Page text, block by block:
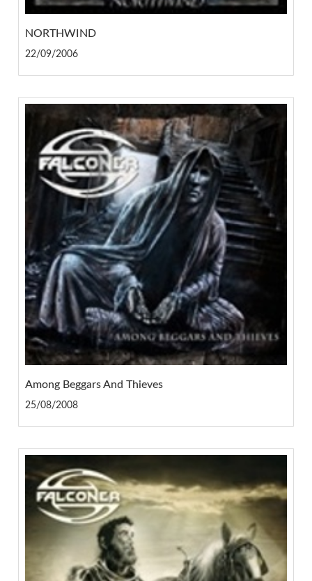
NORTHWIND
22/09/2006
Among Beggars And Thieves
25/08/2008